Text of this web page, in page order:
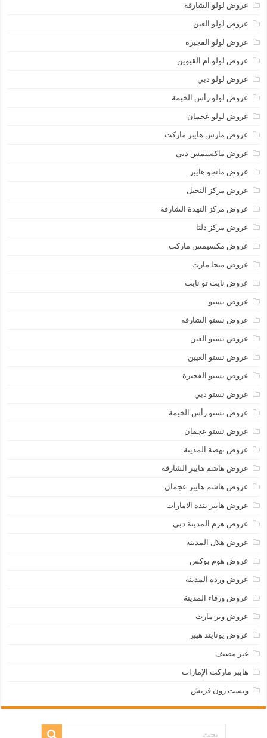
عروض لولو الشارقة
عروض لولو العين
عروض لولو الفجيرة
عروض لولو ام القيوين
عروض لولو دبي
عروض لولو رأس الخيمة
عروض لولو عجمان
عروض مارس هايبر ماركت
عروض ماكسيمس دبي
عروض مانجو هايبر
عروض مركز النخيل
عروض مركز النهدة الشارقة
عروض مركز دلتا
عروض مكسيمس ماركت
عروض ميجا مارت
عروض نايت تو نايت
عروض نستو
عروض نستو الشارقة
عروض نستو العين
عروض نستو العيين
عروض نستو الفجيرة
عروض نستو دبي
عروض نستو رأس الخيمة
عروض نستو عجمان
عروض نهضة المدينة
عروض هاشم هايبر الشارقة
عروض هاشم هايبر عجمان
عروض هايبر بنده الامارات
عروض هرم المدينة دبي
عروض هلال المدينة
عروض هوم بوكس
عروض وردة المدينة
عروض ورقاء المدينة
عروض وير مارت
عروض يونايتد هيبر
غير مصنف
هايبر ماركت الإمارات
ويست زون فريش